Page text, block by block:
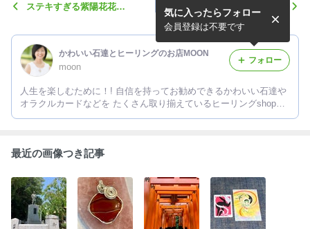
ステキすぎる紫陽花花
2026ASOいのちの祝祭本
番！！
かわいい石達とヒーリングのお店MOON
moon
人生を楽しむために！! 自信を持ってお勧めできるかわいい石達や
オラクルカードなどを たくさん取り揃えているヒーリングshopオ
ーナーのブログです。
気に入ったらフォロー
会員登録は不要です
フォロー
最近の画像つき記事